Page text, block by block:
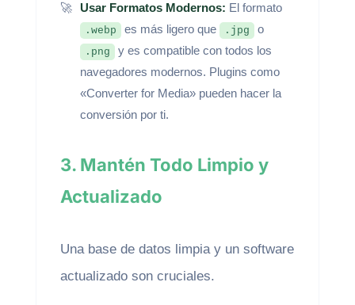
Usar Formatos Modernos: El formato
.webp es más ligero que .jpg o
.png y es compatible con todos los
navegadores modernos. Plugins como
«Converter for Media» pueden hacer la
conversión por ti.
3. Mantén Todo Limpio y
Actualizado
Una base de datos limpia y un software
actualizado son cruciales.